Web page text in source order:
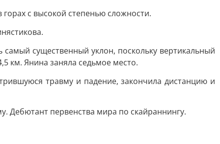
с высокой степенью сложности.
существенный уклон, поскольку вертикальный
км. Янина заняла седьмое место.
травму и падение, закончила дистанцию и
Дебютант первенства мира по скайраннингу.